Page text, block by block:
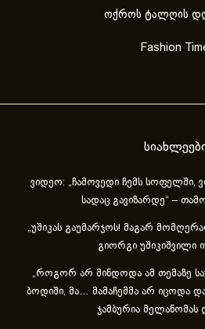
ოქროს ტალღის
Fashion
ვიდეო: „ჩამოვედი ჩემს სოფელში,
სადაც გავიზარდე“ –
„უშიკას გაუმარჯოს! მაგარ
გიორგი უშიკიშვილი
„როგორ არ მინდოდა ამ თემაზე
ბოდიში, მა… მამაჩემმა არ იცოდა
ჯამბურია მელანომას